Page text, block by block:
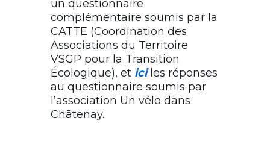
un questionnaire
complémentaire soumis par la
CATTE (Coordination des
Associations du Territoire
VSGP pour la Transition
Écologique), et ici les réponses
au questionnaire soumis par
l’association Un vélo dans
Châtenay.